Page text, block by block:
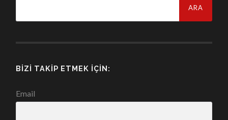
BIZI TAKIP ETMEK İÇIN:
Email